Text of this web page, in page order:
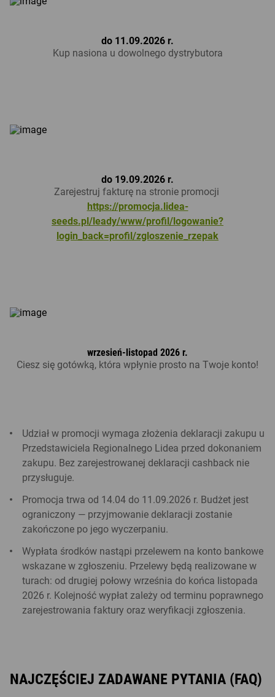
do 11.09.2026 r.
Kup nasiona u dowolnego dystrybutora
do 19.09.2026 r.
Zarejestruj fakturę na stronie promocji
https://promocja.lidea-
seeds.pl/leady/www/profil/logowanie?
login_back=profil/zgloszenie_rzepak
wrzesień-listopad 2026 r.
Ciesz się gotówką, która wpłynie prosto na Twoje konto!
Udział w promocji wymaga złożenia deklaracji zakupu u
Przedstawiciela Regionalnego Lidea przed dokonaniem
zakupu. Bez zarejestrowanej deklaracji cashback nie
przysługuje.
Promocja trwa od 14.04 do 11.09.2026 r. Budżet jest
ograniczony — przyjmowanie deklaracji zostanie
zakończone po jego wyczerpaniu.
Wypłata środków nastąpi przelewem na konto bankowe
wskazane w zgłoszeniu. Przelewy będą realizowane w
turach: od drugiej połowy września do końca listopada
2026 r. Kolejność wypłat zależy od terminu poprawnego
zarejestrowania faktury oraz weryfikacji zgłoszenia.
NAJCZĘŚCIEJ ZADAWANE PYTANIA (FAQ)